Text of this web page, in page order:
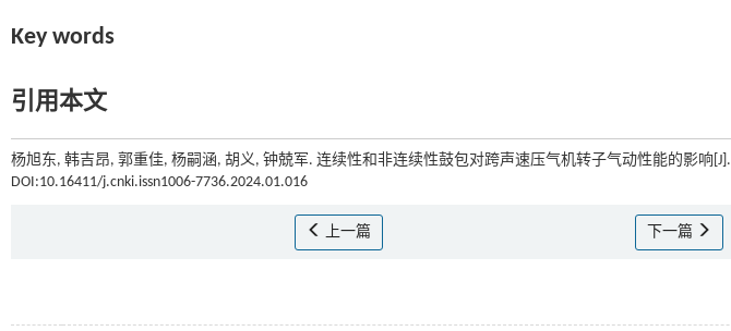
Key words
引用本文
杨旭东, 韩吉昂, 郭重佳, 杨嗣涵, 胡义, 钟兢军. 连续性和非连续性鼓包对跨声速压气机转子气动性能的影响[J].
DOI:10.16411/j.cnki.issn1006-7736.2024.01.016
上一篇 下一篇